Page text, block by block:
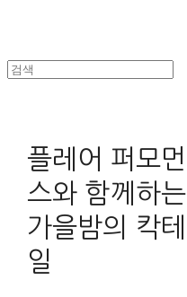
플레어 퍼모먼
스와 함께하는
가을밤의 칵테
일